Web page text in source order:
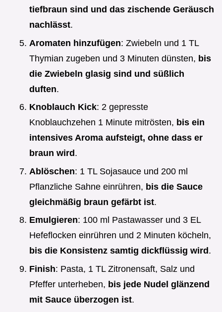
tiefbraun sind und das zischende Geräusch
nachlässt.
Aromaten hinzufügen: Zwiebeln und 1 TL
Thymian zugeben und 3 Minuten dünsten, bis
die Zwiebeln glasig sind und süßlich
duften.
Knoblauch Kick: 2 gepresste
Knoblauchzehen 1 Minute mitrösten, bis ein
intensives Aroma aufsteigt, ohne dass er
braun wird .
Ablöschen: 1 TL Sojasauce und 200 ml
Pflanzliche Sahne einrühren, bis die Sauce
gleichmäßig braun gefärbt ist.
Emulgieren: 100 ml Pastawasser und 3 EL
Hefeflocken einrühren und 2 Minuten köcheln,
bis die Konsistenz samtig dickflüssig wird .
Finish: Pasta, 1 TL Zitronensaft, Salz und
Pfeffer unterheben, bis jede Nudel glänzend
mit Sauce überzogen ist.